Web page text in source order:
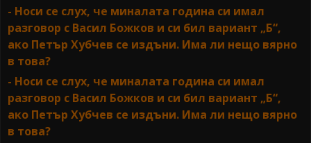
- Носи се слух, че миналата година си имал
разговор с Васил Божков и си бил вариант „Б“,
ако Петър Хубчев се издъни. Има ли нещо вярно
в това?
- Носи се слух, че миналата година си имал
разговор с Васил Божков и си бил вариант „Б“,
ако Петър Хубчев се издъни. Има ли нещо вярно
в това?